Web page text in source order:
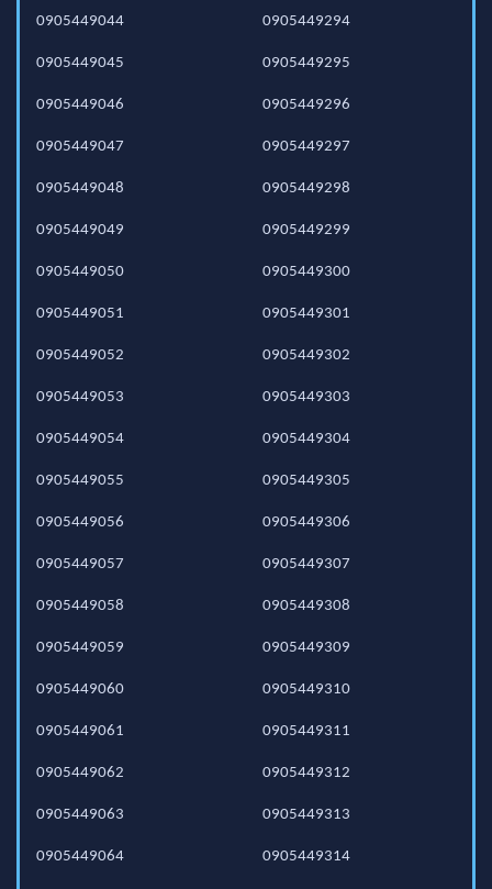
0905449044
0905449045
0905449046
0905449047
0905449048
0905449049
0905449050
0905449051
0905449052
0905449053
0905449054
0905449055
0905449056
0905449057
0905449058
0905449059
0905449060
0905449061
0905449062
0905449063
0905449064
0905449294
0905449295
0905449296
0905449297
0905449298
0905449299
0905449300
0905449301
0905449302
0905449303
0905449304
0905449305
0905449306
0905449307
0905449308
0905449309
0905449310
0905449311
0905449312
0905449313
0905449314